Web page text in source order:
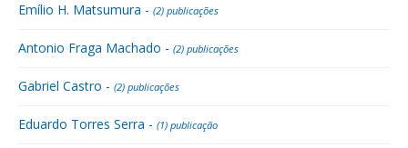
Emílio H. Matsumura - (2) publicações
Antonio Fraga Machado - (2) publicações
Gabriel Castro - (2) publicações
Eduardo Torres Serra - (1) publicação